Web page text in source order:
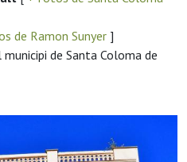
de Ramon Sunyer ]
de Santa Coloma de